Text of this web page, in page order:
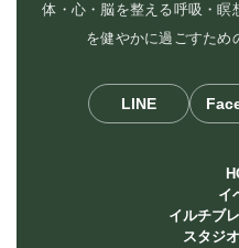
体・心・脳を整える呼吸・瞑
を健やかに過ごすため
LINE
イ
イルチブ
スタジ